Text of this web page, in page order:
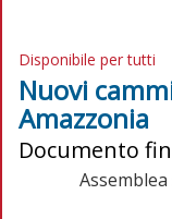
Disponibile per tutti
Nuovi
Amazzonia
Documento